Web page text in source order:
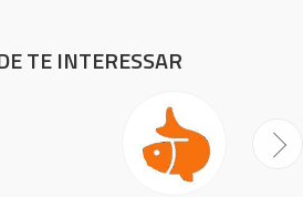
TE INTERESSAR